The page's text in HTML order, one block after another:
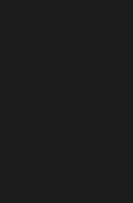
dari
hardcopy
namun
berkualitas